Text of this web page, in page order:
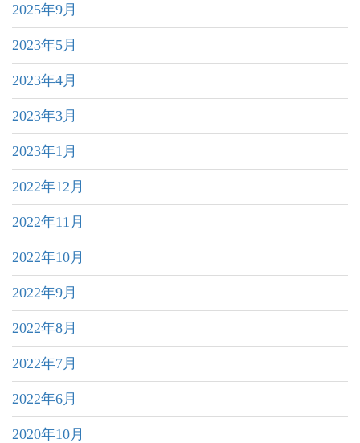
2025年9月
2023年5月
2023年4月
2023年3月
2023年1月
2022年12月
2022年11月
2022年10月
2022年9月
2022年8月
2022年7月
2022年6月
2020年10月